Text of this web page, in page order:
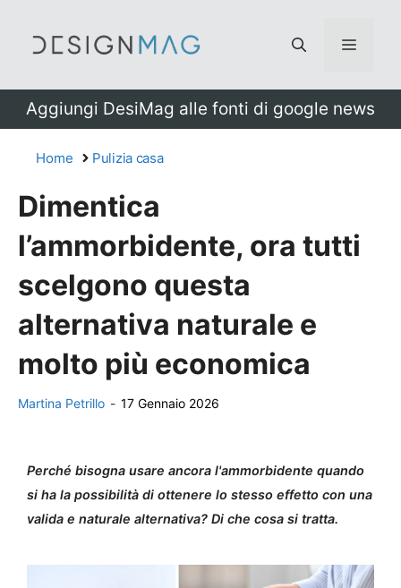
Menu
Aggiungi DesiMag alle fonti di google news
Home Pulizia casa
Dimentica
l’ammorbidente, ora tutti
scelgono questa
alternativa naturale e
molto più economica
Martina Petrillo - 17 Gennaio 2026
Perché bisogna usare ancora l'ammorbidente quando
si ha la possibilità di ottenere lo stesso effetto con una
valida e naturale alternativa? Di che cosa si tratta.